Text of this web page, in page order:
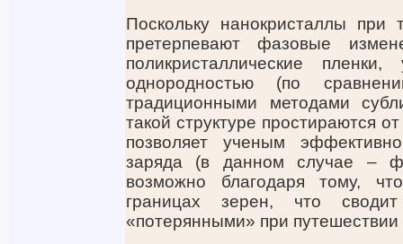
Поскольку нанокристаллы при
претерпевают фазовые
поликристаллические
однородностью (по
традиционными методами
такой структуре простираются
позволяет ученым
заряда (в данном случае –
возможно благодаря тому,
границах зерен, что
«потерянными» при путешествии